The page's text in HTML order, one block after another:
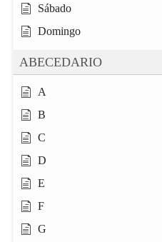
Sábado
Domingo
ABECEDARIO
A
B
C
D
E
F
G